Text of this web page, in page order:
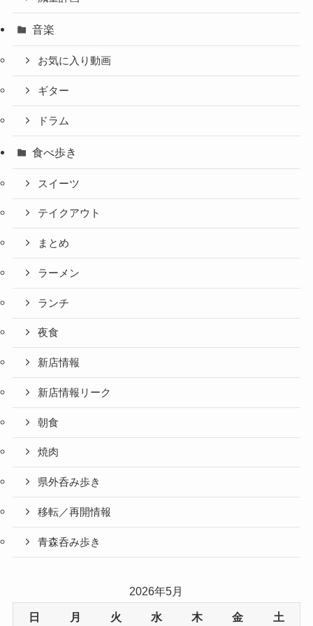
音楽
お気に入り動画
ギター
ドラム
食べ歩き
スイーツ
テイクアウト
まとめ
ラーメン
ランチ
夜食
新店情報
新店情報リーク
朝食
焼肉
県外呑み歩き
移転／再開情報
青森呑み歩き
2026年5月
日 月 火 水 木 金 土